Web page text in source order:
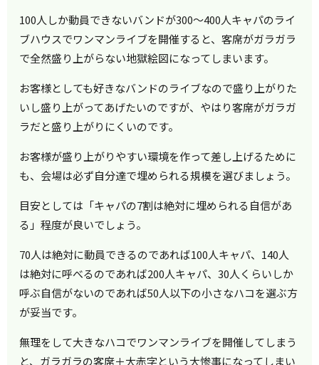
100人しか動員できないバンドが300～400人キャパのライ
ブハウスでワンマンライブを開催すると、客席がガラガラ
で全然盛り上がらない地獄絵図になってしまいます。
お客様としても好きなバンドのライブなので盛り上がりた
いし盛り上がってあげたいのですが、やはり客席がガラガ
ラだと盛り上がりにくいのです。
お客様が盛り上がりやすい環境を作って差し上げるために
も、会場は必ず自分達で埋められる規模を選びましょう。
目安としては「キャパの7割は絶対に埋められる自信があ
る」程度が良いでしょう。
70人は絶対に動員できるのであれば100人キャパ、140人
は絶対に呼べるのであれば200人キャパ、30人くらいしか
呼ぶ自信がないのであれば50人以下の小さなハコを選ぶ方
が妥当です。
無理をして大きなハコでワンマンライブを開催してしまう
と、ガラガラの客席＋大赤字という大惨事になってしまい